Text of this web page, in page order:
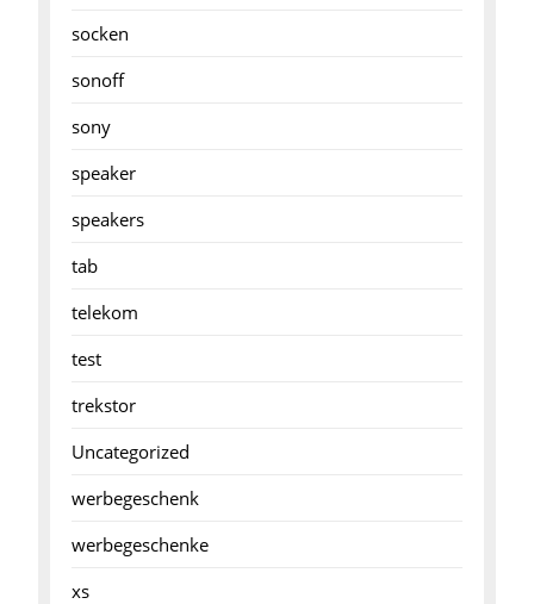
socken
sonoff
sony
speaker
speakers
tab
telekom
test
trekstor
Uncategorized
werbegeschenk
werbegeschenke
xs